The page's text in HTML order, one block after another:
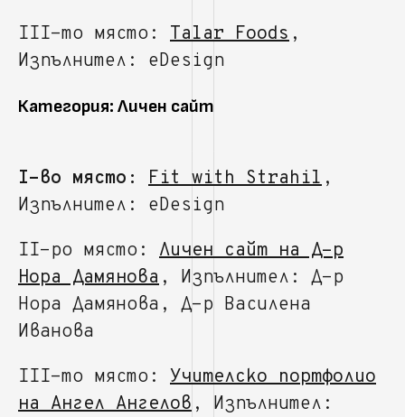
III-то място: Talar Foods,
Изпълнител: eDesign
Категория: Личен сайт
I-во място: Fit with Strahil,
Изпълнител: eDesign
II-ро място: Личен сайт на Д-р
Нора Дамянова, Изпълнител: Д-р
Нора Дамянова, Д-р Василена
Иванова
III-то място: Учителско портфолио
на Ангел Ангелов, Изпълнител: